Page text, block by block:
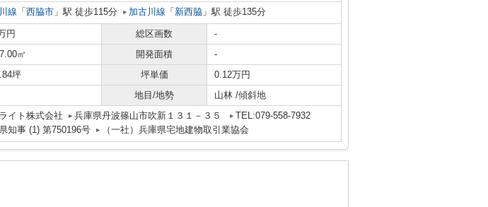
線 「 西脇市 」駅 徒歩115分 加古川線 「 新西脇 」駅 徒歩135分
円 総区画数
-
㎡ 開発面積
-
坪 坪単価
0.12万円
地目/地勢 山林 /傾斜地
イト株式会社 兵庫県丹波篠山市吹新１３１－３５
TEL:079-558-7932
知事 (1) 第750196号
（一社）兵庫県宅地建物取引業協会